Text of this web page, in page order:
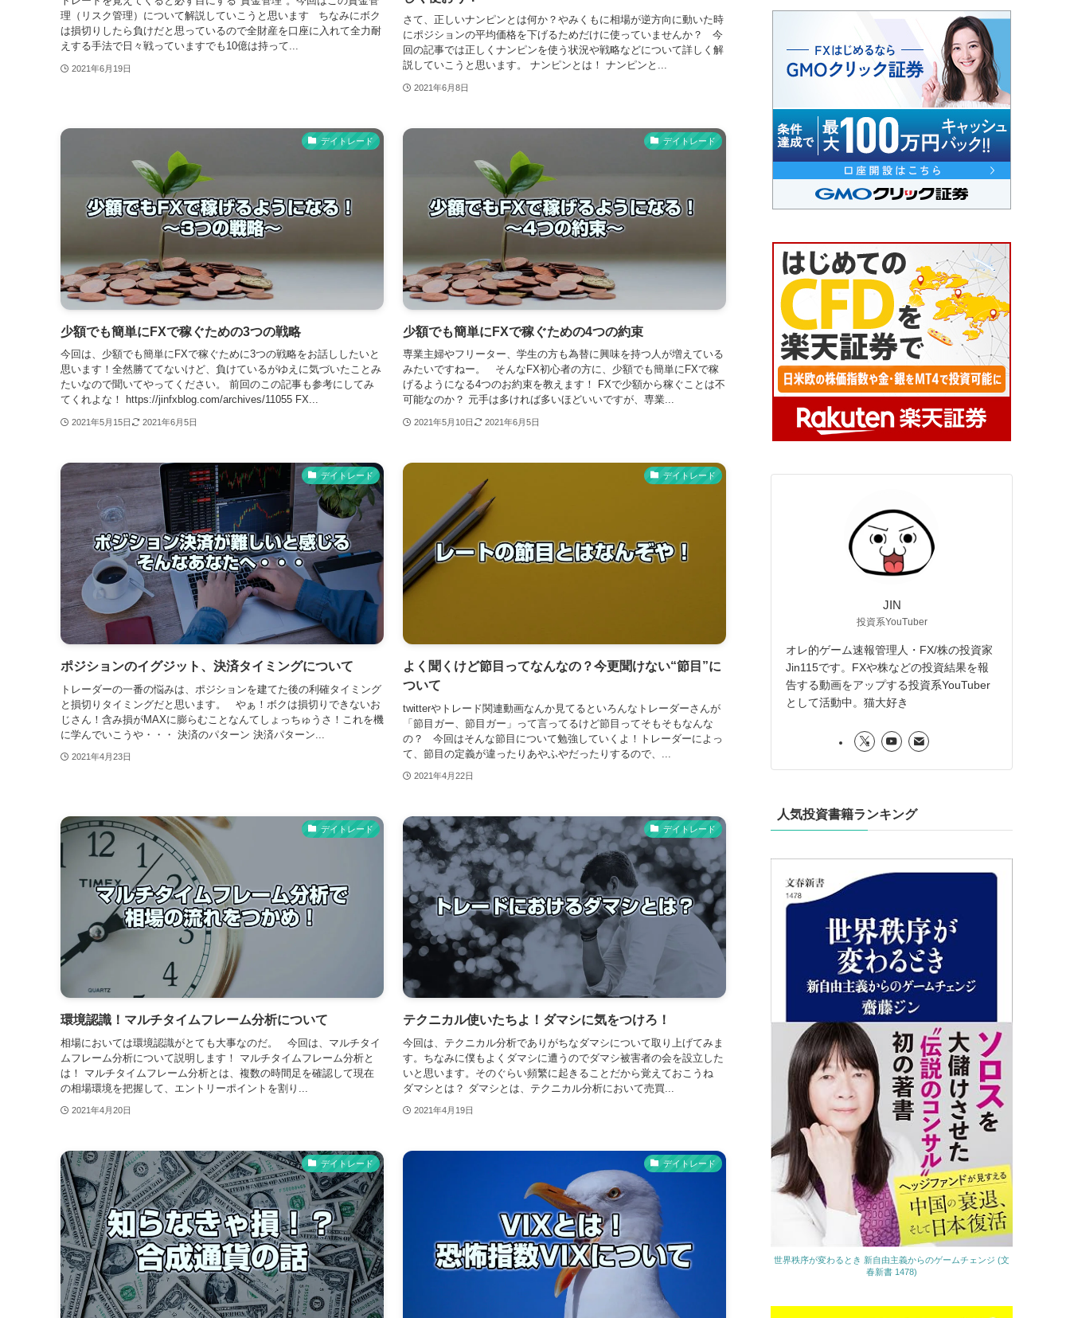
理（リスク管理）について解説していこうと思います ちなみにボク
は損切りしたら負けだと思っているので全財産を口座に入れて全力耐
えする手法で日々戦っていますでも10億は持って...
2021年6月19日
さて、正しいナンピンとは何か？やみくもに相場が逆方向に動いた時
にポジションの平均価格を下げるためだけに使っていませんか？ 今
回の記事では正しくナンピンを使う状況や戦略などについて詳しく解
説していこうと思います。 ナンピンとは！ ナンピンと...
2021年6月8日
デイトレード
少額でも簡単にFXで稼ぐための3つの戦略
今回は、少額でも簡単にFXで稼ぐために3つの戦略をお話ししたいと
思います！全然勝ててないけど、負けているがゆえに気づいたことみ
たいなので聞いてやってください。 前回のこの記事も参考にしてみ
てくれよな！ https://jinfxblog.com/archives/11055 FX...
2021年5月15日 2021年6月5日
デイトレード
少額でも簡単にFXで稼ぐための4つの約束
専業主婦やフリーター、学生の方も為替に興味を持つ人が増えている
みたいですねー。 そんなFX初心者の方に、少額でも簡単にFXで稼
げるようになる4つのお約束を教えます！ FXで少額から稼ぐことは不
可能なのか？ 元手は多ければ多いほどいいですが、専業...
2021年5月10日 2021年6月5日
デイトレード
ポジションのイグジット、決済タイミングについて
トレーダーの一番の悩みは、ポジションを建てた後の利確タイミング
と損切りタイミングだと思います。 やぁ！ボクは損切りできないお
じさん！含み損がMAXに膨らむことなんてしょっちゅうさ！これを機
に学んでいこうや・・・ 決済のパターン 決済パターン...
2021年4月23日
デイトレード
よく聞くけど節目ってなんなの？今更聞けない“節目”に
ついて
twitterやトレード関連動画なんか見てるといろんなトレーダーさんが
「節目ガー、節目ガー」って言ってるけど節目ってそもそもなんな
の？ 今回はそんな節目について勉強していくよ！トレーダーによっ
て、節目の定義が違ったりあやふやだったりするので、...
2021年4月22日
デイトレード
環境認識！マルチタイムフレーム分析について
相場においては環境認識がとても大事なのだ。 今回は、マルチタイ
ムフレーム分析について説明します！ マルチタイムフレーム分析と
は！ マルチタイムフレーム分析とは、複数の時間足を確認して現在
の相場環境を把握して、エントリーポイントを割り...
2021年4月20日
デイトレード
テクニカル使いたちよ！ダマシに気をつけろ！
今回は、テクニカル分析でありがちなダマシについて取り上げてみま
す。ちなみに僕もよくダマシに遭うのでダマシ被害者の会を設立した
いと思います。そのぐらい頻繁に起きることだから覚えておこうね
ダマシとは？ ダマシとは、テクニカル分析において売買...
2021年4月19日
デイトレード デイトレード
JIN
投資系YouTuber
オレ的ゲーム速報管理人・FX/株の投資家
Jin115です。FXや株などの投資結果を報
告する動画をアップする投資系YouTuber
として活動中。猫大好き
人気投資書籍ランキング
世界秩序が変わるとき 新自由主義からのゲームチェンジ (文
春新書 1478)